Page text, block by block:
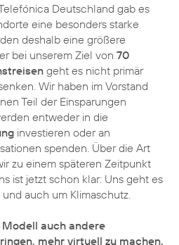
Deutschland gab es
eine besonders starke
deshalb eine größere
bei unserem Ziel von 70
geht es nicht primär
Wir haben im Vorstand
Teil der Einsparungen
entweder in die
investieren oder an
spenden. Über die Art
zu einem späteren Zeitpunkt
ist jetzt schon klar: Uns geht es
auch um Klimaschutz.
auch andere
mehr virtuell zu machen,